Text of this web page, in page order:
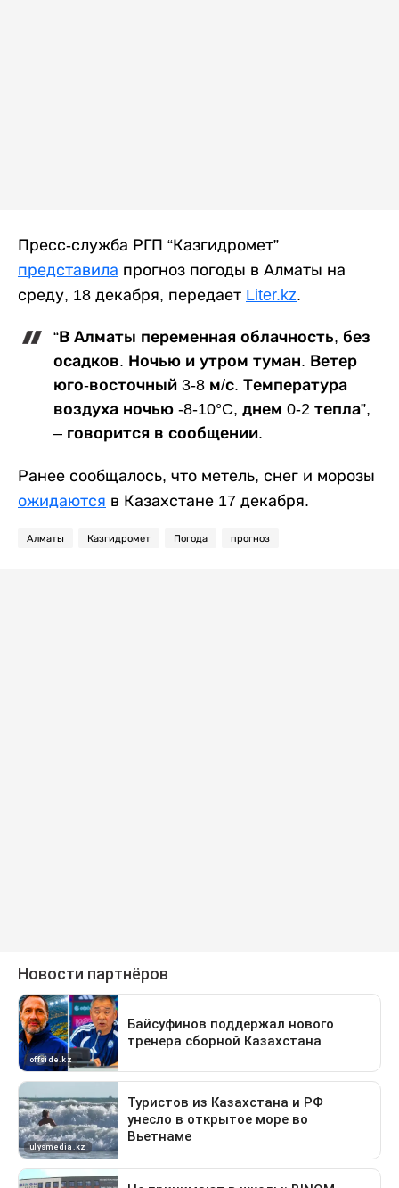
Пресс-служба РГП “Казгидромет”
представила прогноз погоды в Алматы на
среду, 18 декабря, передает Liter.kz.
“В Алматы переменная облачность, без
осадков. Ночью и утром туман. Ветер
юго-восточный 3-8 м/с. Температура
воздуха ночью -8-10°C, днем 0-2 тепла”,
– говорится в сообщении.
Ранее сообщалось, что метель, снег и морозы
ожидаются в Казахстане 17 декабря.
Алматы Казгидромет Погода прогноз